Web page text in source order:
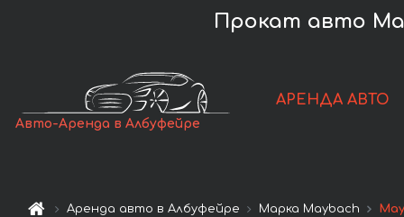
Прокат авто
Авто-Аренда в Албуфейре
АРЕНДА АВТО
Аренда авто в Албуфейре Марка Maybach